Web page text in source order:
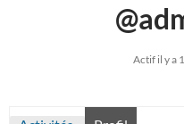
Actif il y a